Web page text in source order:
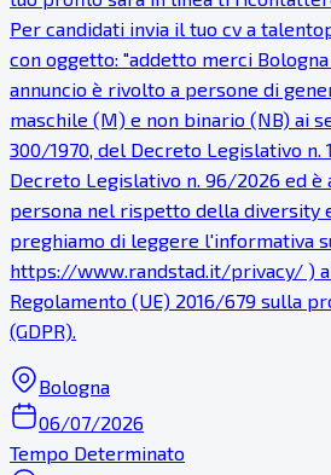
Per candidati invia il tuo cv a
con oggetto: "addetto merci
annuncio è rivolto a persone di
maschile (M) e non binario (NB) ai
300/1970, del Decreto Legislativo n.
Decreto Legislativo n. 96/2026 ed è
persona nel rispetto della diversity
preghiamo di leggere l'informativa
https://www.randstad.it/privacy/ )
Regolamento (UE) 2016/679 sulla
(GDPR).
Bologna
06/07/2026
Tempo Determinato